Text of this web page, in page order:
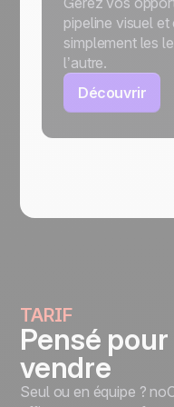
pipeline visuel
simplement les
l’autre.
Découvrir
TARIF
Pensé
vendre
Seul ou en équipe ?